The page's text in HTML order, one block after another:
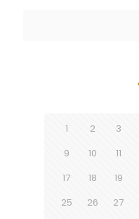
1 2 3
9
10 11
17
18 19
25
26 27